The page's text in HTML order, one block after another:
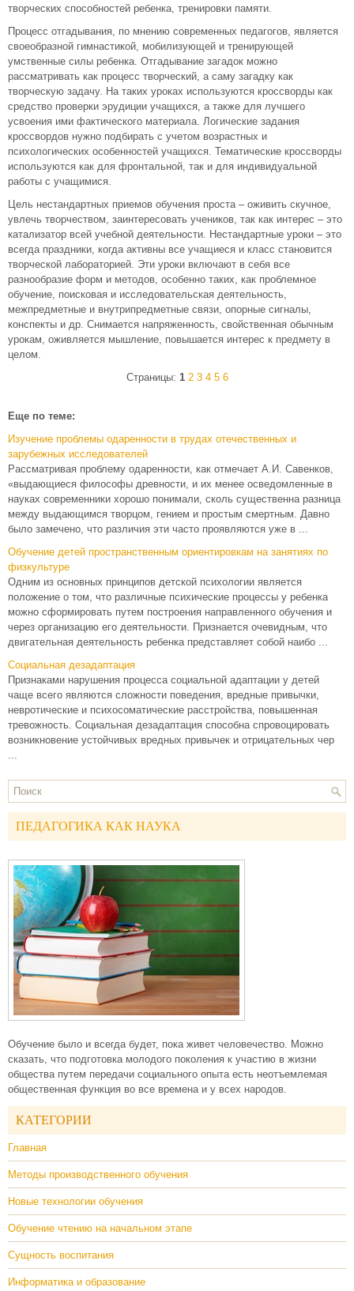
творческих способностей ребенка, тренировки памяти.
Процесс отгадывания, по мнению современных педагогов, является
своеобразной гимнастикой, мобилизующей и тренирующей
умственные силы ребенка. Отгадывание загадок можно
рассматривать как процесс творческий, а саму загадку как
творческую задачу. На таких уроках используются кроссворды как
средство проверки эрудиции учащихся, а также для лучшего
усвоения ими фактического материала. Логические задания
кроссвордов нужно подбирать с учетом возрастных и
психологических особенностей учащихся. Тематические кроссворды
используются как для фронтальной, так и для индивидуальной
работы с учащимися.
Цель нестандартных приемов обучения проста – оживить скучное,
увлечь творчеством, заинтересовать учеников, так как интерес – это
катализатор всей учебной деятельности. Нестандартные уроки – это
всегда праздники, когда активны все учащиеся и класс становится
творческой лабораторией. Эти уроки включают в себя все
разнообразие форм и методов, особенно таких, как проблемное
обучение, поисковая и исследовательская деятельность,
межпредметные и внутрипредметные связи, опорные сигналы,
конспекты и др. Снимается напряженность, свойственная обычным
урокам, оживляется мышление, повышается интерес к предмету в
целом.
Страницы: 1 2 3 4 5 6
Еще по теме:
Изучение проблемы одаренности в трудах отечественных и
зарубежных исследователей
Рассматривая проблему одаренности, как отмечает А.И. Савенков,
«выдающиеся философы древности, и их менее осведомленные в
науках современники хорошо понимали, сколь существенна разница
между выдающимся творцом, гением и простым смертным. Давно
было замечено, что различия эти часто проявляются уже в ...
Обучение детей пространственным ориентировкам на занятиях по
физкультуре
Одним из основных принципов детской психологии является
положение о том, что различные психические процессы у ребенка
можно сформировать путем построения направленного обучения и
через организацию его деятельности. Признается очевидным, что
двигательная деятельность ребенка представляет собой наибо ...
Социальная дезадаптация
Признаками нарушения процесса социальной адаптации у детей
чаще всего являются сложности поведения, вредные привычки,
невротические и психосоматические расстройства, повышенная
тревожность. Социальная дезадаптация способна спровоцировать
возникновение устойчивых вредных привычек и отрицательных чер
...
ПЕДАГОГИКА КАК НАУКА
Обучение было и всегда будет, пока живет человечество. Можно
сказать, что подготовка молодого поколения к участию в жизни
общества путем передачи социального опыта есть неотъемлемая
общественная функция во все времена и у всех народов.
КАТЕГОРИИ
Главная
Методы производственного обучения
Новые технологии обучения
Обучение чтению на начальном этапе
Сущность воспитания
Информатика и образование